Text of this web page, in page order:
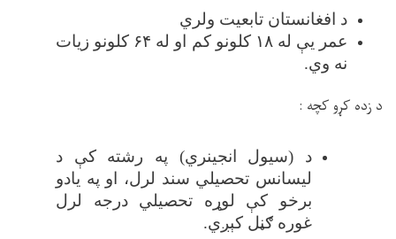
د افغانستان تابعیت ولري
عمر یې له۱۸ کلونو کم او له ۶۴ کلونو زیات
نه وي.
د زده کړو کچه :
د (سیول انجینري) په رشته کې د
لیسانس تحصیلي سند لرل، او په یادو
برخو کې لوړه تحصیلي درجه لرل
غوره ګڼل کېږي.